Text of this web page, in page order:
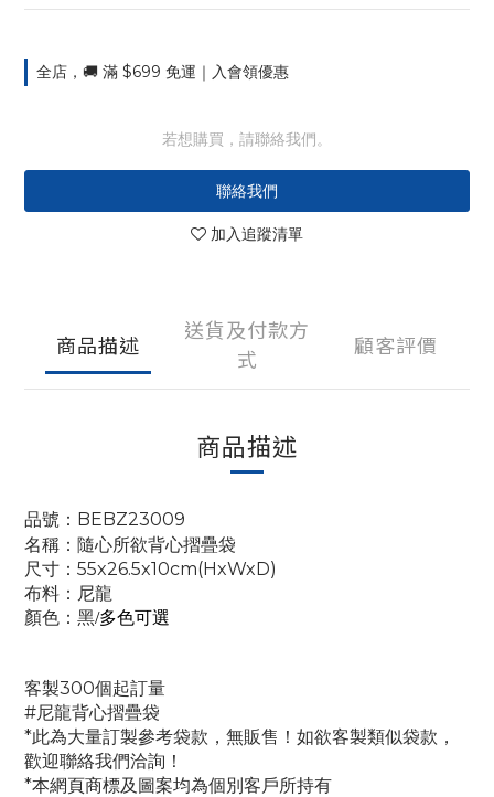
全店，🚚 滿 $699 免運｜入會領優惠
若想購買，請聯絡我們。
聯絡我們
加入追蹤清單
商品描述
送貨及付款方
式
顧客評價
商品描述
品號：BEBZ23009
名稱：隨心所欲背心摺疊袋
尺寸：55x26.5x10cm(HxWxD)
布料： 尼龍
顏色：黑/多色可選
客製300個起訂量
#尼龍背心摺疊袋
*此為大量訂製參考袋款，無販售！如欲客製類似袋款，
歡迎聯絡我們洽詢！
*本網頁商標及圖案均為個別客戶所持有